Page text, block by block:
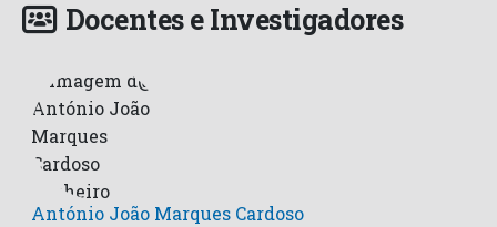
Docentes e Investigadores
António João Marques Cardoso